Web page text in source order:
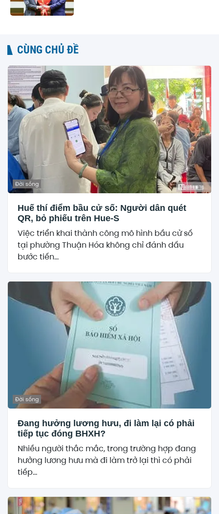
CÙNG CHỦ ĐỀ
Đời sống
Huế thí điểm bầu cử số: Người dân quét
QR, bỏ phiếu trên Hue-S
Việc triển khai thành công mô hình bầu cử số
tại phường Thuận Hóa không chỉ đánh dấu
bước tiến...
Đời sống
Đang hưởng lương hưu, đi làm lại có phải
tiếp tục đóng BHXH?
Nhiều người thắc mắc, trong trường hợp đang
hưởng lương hưu mà đi làm trở lại thì có phải
tiếp...